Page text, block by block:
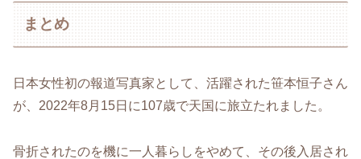
まとめ
日本女性初の報道写真家として、活躍された笹本恒子さん
が、2022年8月15日に107歳で天国に旅立たれました。
骨折されたのを機に一人暮らしをやめて、その後入居され